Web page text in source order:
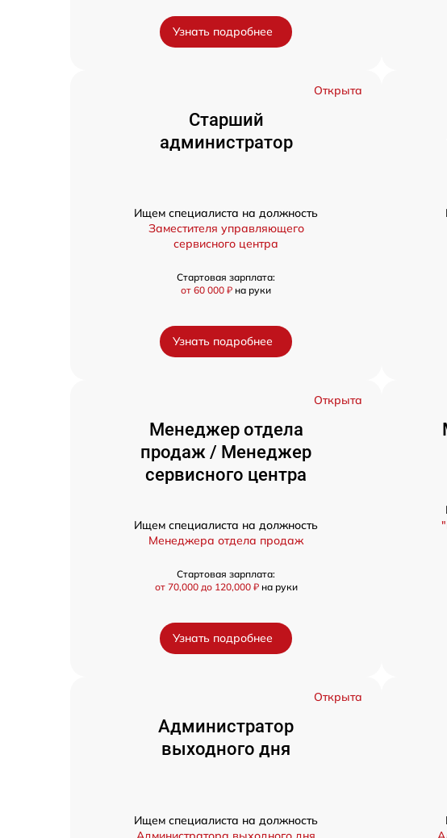
Узнать подробнее
Открыта
Старший
администратор
Ищем специалиста на должность
Заместителя управляющего
сервисного центра
Стартовая зарплата:
от 60 000 ₽ на руки
Узнать подробнее
Открыта
Менеджер отдела
продаж / Менеджер
сервисного центра
Ищем специалиста на должность
Менеджера отдела продаж
Стартовая зарплата:
от 70,000 до 120,000 ₽ на руки
Узнать подробнее
Открыта
Администратор
выходного дня
Ищем специалиста на должность